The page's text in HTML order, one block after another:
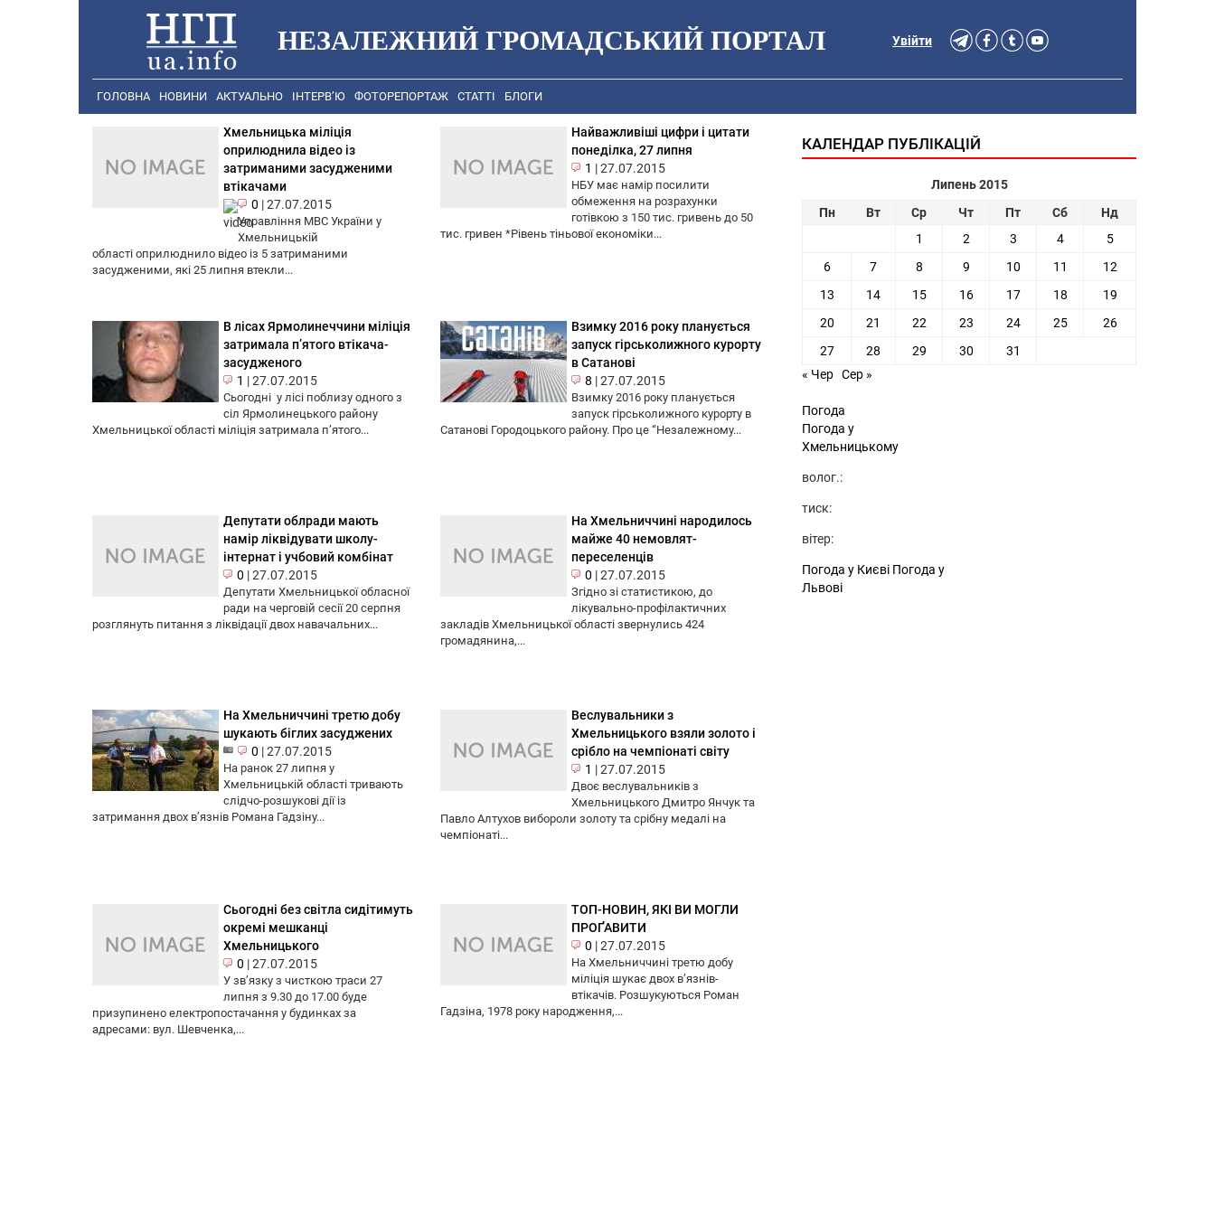
НЕЗАЛЕЖНИЙ ГРОМАДСЬКИЙ ПОРТАЛ Увійти
ГОЛОВНА НОВИНИ АКТУАЛЬНО ІНТЕРВ’Ю ФОТОРЕПОРТАЖ СТАТТІ БЛОГИ
Хмельницька міліція
оприлюднила відео із
затриманими засудженими
втікачами
0 |27.07.2015
Управління МВС України у
Хмельницькій
області оприлюднило відео із 5 затриманими
засудженими, які 25 липня втекли...
Найважливіші цифри і цитати
понеділка, 27 липня
1 |27.07.2015
НБУ має намір посилити
обмеження на розрахунки
готівкою з 150 тис. гривень до 50
тис. гривен *Рівень тіньової економіки...
В лісах Ярмолинеччини міліція
затримала п’ятого втікача-
засудженого
1 |27.07.2015
Сьогодні у лісі поблизу одного з
сіл Ярмолинецького району
Хмельницької області міліція затримала п’ятого...
Взимку 2016 року планується
запуск гірськолижного курорту
в Сатанові
8 |27.07.2015
Взимку 2016 року планується
запуск гірськолижного курорту в
Сатанові Городоцького району. Про це “Незалежному...
Депутати облради мають
намір ліквідувати школу-
інтернат і учбовий комбінат
0 |27.07.2015
Депутати Хмельницької обласної
ради на черговій сесії 20 серпня
розглянуть питання з ліквідації двох навачальних...
На Хмельниччині народилось
майже 40 немовлят-
переселенців
0 |27.07.2015
Згідно зі статистикою, до
лікувально-профілактичних
закладів Хмельницької області звернулись 424
громадянина,...
На Хмельниччині третю добу
шукають біглих засуджених
0 |27.07.2015
На ранок 27 липня у
Хмельницькій області тривають
слідчо-розшукові дії із
затримання двох в’язнів Романа Гадзіну...
Веслувальники з
Хмельницького взяли золото і
срібло на чемпіонаті світу
1 |27.07.2015
Двоє веслувальників з
Хмельницького Дмитро Янчук та
Павло Алтухов вибороли золоту та срібну медалі на
чемпіонаті...
Сьогодні без світла сидітимуть
окремі мешканці
Хмельницького
0 |27.07.2015
У зв’язку з чисткою траси 27
липня з 9.30 до 17.00 буде
призупинено електропостачання у будинках за
адресами: вул. Шевченка,...
ТОП-НОВИН, ЯКІ ВИ МОГЛИ
ПРОҐАВИТИ
0 |27.07.2015
На Хмельниччині третю добу
міліція шукає двох в’язнів-
втікачів. Розшукуються Роман
Гадзіна, 1978 року народження,...
КАЛЕНДАР ПУБЛІКАЦІЙ
Липень 2015
Пн
Вт Ср Чт Пт Сб
Нд
1
2 3 4
5
6
7 8 9 10 11
12
13
14 15 16 17 18
19
20
21 22 23 24 25
26
27
28 29 30
31
« Чер Сер »
Погода
Погода у
Хмельницькому
волог.:
тиск:
вітер:
Погода у Києві Погода у
Львові